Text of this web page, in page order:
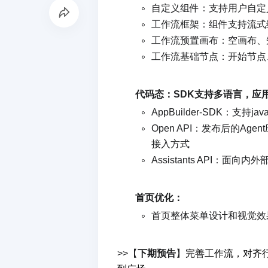
自定义组件：支持用户自
工作流框架：组件支持流
工作流预置画布：空画布
工作流基础节点：开始节
代码态：SDK支持多语言，应
AppBuilder-SDK：支持
Open API： 发布后的
接入方式
Assistants API：面向内外
首页优化：
首页整体菜单设计和视觉
>>【下期预告】 完善工作流，对齐